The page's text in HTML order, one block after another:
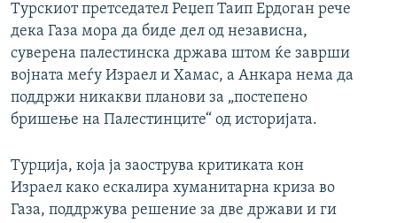
Турскиот претседател Реџеп Таип Ердоган рече
дека Газа мора да биде дел од независна,
суверена палестинска држава штом ќе заврши
војната меѓу Израел и Хамас, а Анкара нема да
поддржи никакви планови за „постепено
бришење на Палестинците“ од историјата.
Турција, која ја заострува критиката кон
Израел како ескалира хуманитарна криза во
Газа, поддржува решение за две држави и ги